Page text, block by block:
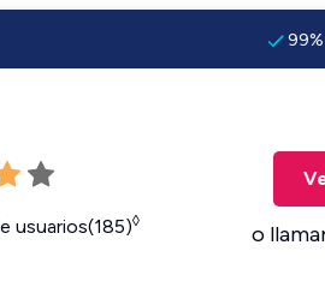
usuarios(185)◊ o